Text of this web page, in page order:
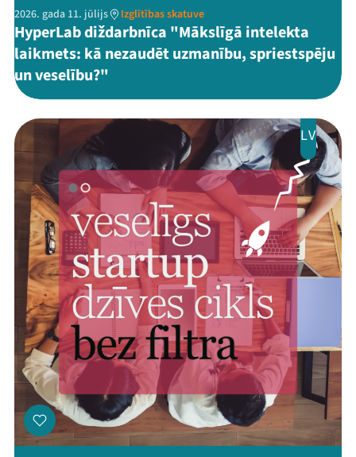
2026. gada 11. jūlijs Izglītības skatuve
HyperLab diždarbnīca "Mākslīgā intelekta
laikmets: kā nezaudēt uzmanību, spriestspēju
un veselību?"
LV